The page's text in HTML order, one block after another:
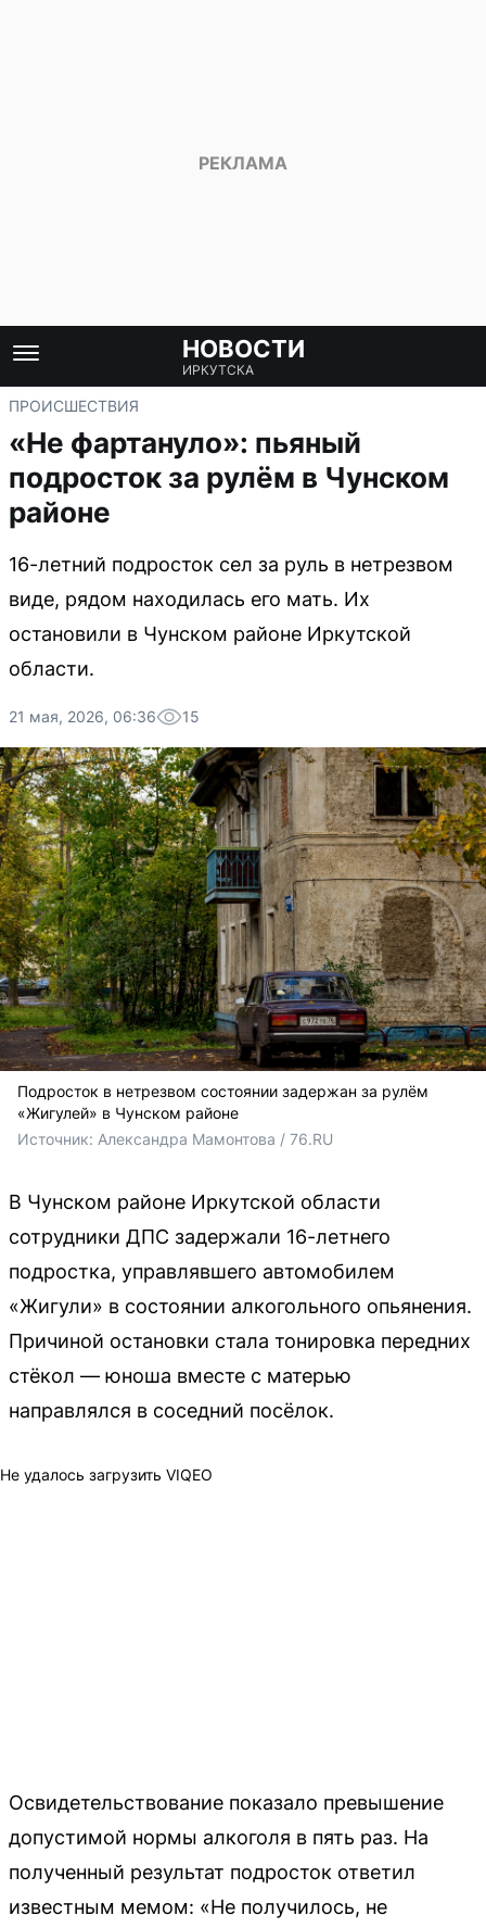
НОВОСТИ
ИРКУТСКА
ПРОИСШЕСТВИЯ
«Не фартануло»: пьяный
подросток за рулём в Чунском
районе
16-летний подросток сел за руль в нетрезвом
виде, рядом находилась его мать. Их
остановили в Чунском районе Иркутской
области.
21 мая, 2026, 06:36 15
Подросток в нетрезвом состоянии задержан за рулём
«Жигулей» в Чунском районе
Источник: Александра Мамонтова / 76.RU
В Чунском районе Иркутской области
сотрудники ДПС задержали 16-летнего
подростка, управлявшего автомобилем
«Жигули» в состоянии алкогольного опьянения.
Причиной остановки стала тонировка передних
стёкол — юноша вместе с матерью
направлялся в соседний посёлок.
Не удалось загрузить VIQEO
Освидетельствование показало превышение
допустимой нормы алкоголя в пять раз. На
полученный результат подросток ответил
известным мемом: «Не получилось, не